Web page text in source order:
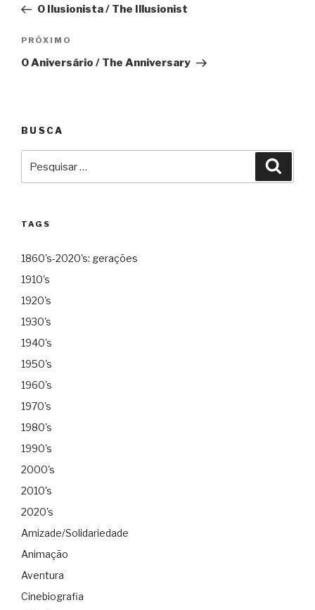
Post
O Ilusionista / The Illusionist
Próximo
PRÓXIMO
O Aniversário / The Anniversary
BUSCA
TAGS
1860's-2020's: gerações
1910's
1920's
1930's
1940's
1950's
1960's
1970's
1980's
1990's
2000's
2010's
2020's
Amizade/Solidariedade
Animação
Aventura
Cinebiografia